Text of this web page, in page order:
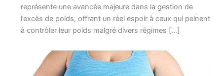
représente une avancée majeure dans la gestion de
l’excès de poids, offrant un réel espoir à ceux qui peinent
à contrôler leur poids malgré divers régimes […]